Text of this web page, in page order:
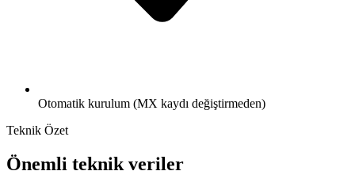
Otomatik kurulum (MX kaydı değiştirmeden)
Teknik Özet
Önemli teknik veriler